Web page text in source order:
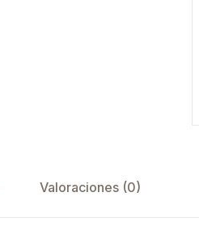
Valoraciones (0)